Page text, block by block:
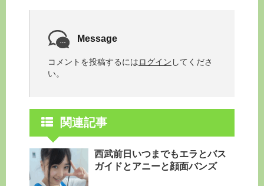
Message
コメントを投稿するにはログイン してくださ
い。
関連記事
西武前日いつまでもエラとバス
ガイドとアニーと顔面バンズ